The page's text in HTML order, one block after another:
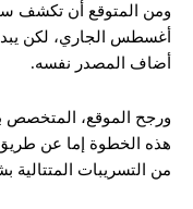
أغسطس الجاري، لكن
أضاف المصدر نفسه.
ورجح الموقع، المتخصص
هذه الخطوة إما عن
من التسريبات المتتالية